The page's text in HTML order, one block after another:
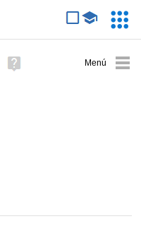
avanzada
Ayuda
(en